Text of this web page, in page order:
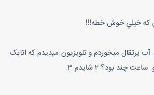
که خيلي خوش خطه!!!
آب پرتقال ميخوردم و تلويزيون ميديدم که اتابک
چند بود؟ 2 شايدم 3.